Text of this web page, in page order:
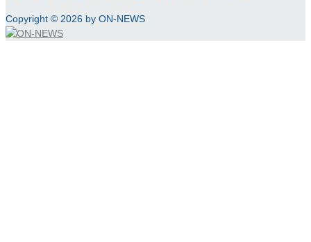
Copyright © 2026 by ON-NEWS